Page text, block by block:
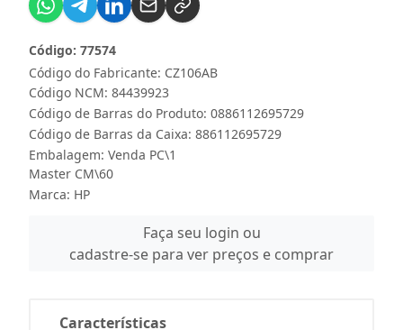
Código do Fabricante: CZ106AB
Código: 77574
Código NCM: 84439923
Código de Barras do Produto: 0886112695729
Código de Barras da Caixa: 886112695729
Embalagem: Venda PC\1
Master CM\60
Marca: HP
Faça seu login ou
cadastre-se para ver preços e comprar
Características